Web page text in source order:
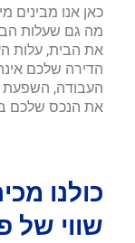
כאן אנו מבינים
מה גם שעלות
את הבית, עלות
הדירה שלכם
העבודה, השפעת
את הנכס שלכם
כולנו
שווי של